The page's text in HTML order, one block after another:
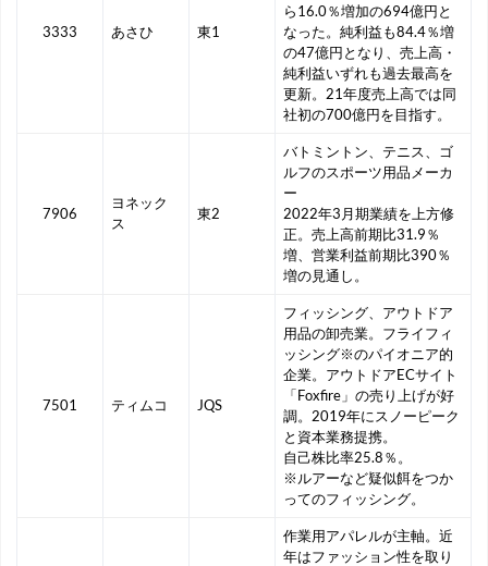
3333 あさひ 東1
ら16.0％増加の694億円と
なった。純利益も84.4％増
の47億円となり、売上高・
純利益いずれも過去最高を
更新。21年度売上高では同
社初の700億円を目指す。
7906
ヨネック
ス
東2
バトミントン、テニス、ゴ
ルフのスポーツ用品メーカ
ー
2022年3月期業績を上方修
正。売上高前期比31.9％
増、営業利益前期比390％
増の見通し。
7501 ティムコ JQS
フィッシング、アウトドア
用品の卸売業。フライフィ
ッシング※のパイオニア的
企業。アウトドアECサイト
「Foxfire」の売り上げが好
調。2019年にスノーピーク
と資本業務提携。
自己株比率25.8％。
※ルアーなど疑似餌をつか
ってのフィッシング。
作業用アパレルが主軸。近
年はファッション性を取り